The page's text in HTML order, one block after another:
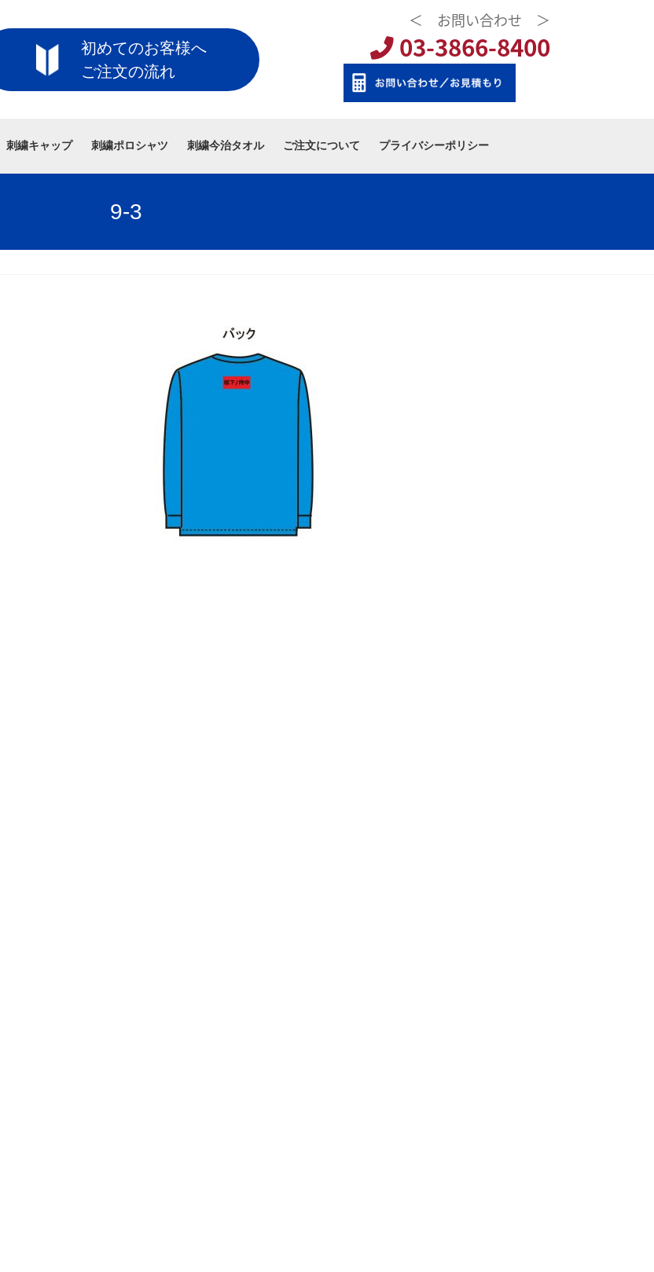
初めてのお客様へ
ご注文の流れ
＜ お問い合わせ ＞
03-3866-8400
刺繍キャップ 刺繍ポロシャツ 刺繍今治タオル ご注文について プライバシーポリシー
9-3